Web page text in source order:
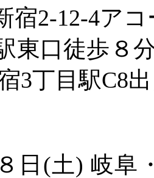
2-12-4アコ
東口徒歩８
3丁目駅C8
日(土) 岐阜